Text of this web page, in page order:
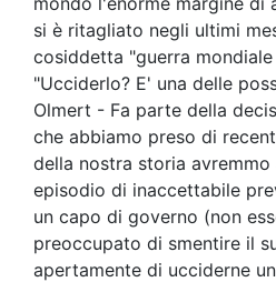
si è ritagliato negli ultimi
cosiddetta "guerra
"Ucciderlo? E' una delle
Olmert - Fa parte della
che abbiamo preso di
della nostra storia
episodio di inaccettabile
un capo di governo (non
preoccupato di smentire il
apertamente di ucciderne